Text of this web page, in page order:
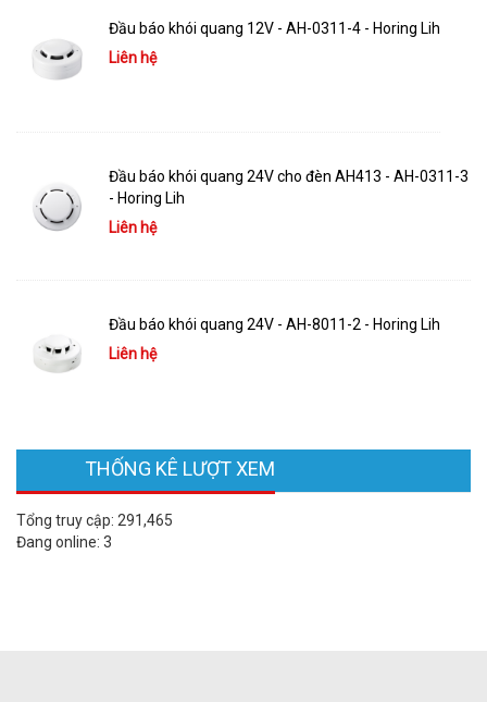
Đầu báo khói quang 12V - AH-0311-4 - Horing Lih
Liên hệ
Đầu báo khói quang 24V cho đèn AH413 - AH-0311-3
- Horing Lih
Liên hệ
Đầu báo khói quang 24V - AH-8011-2 - Horing Lih
Liên hệ
THỐNG KÊ LƯỢT XEM
Tổng truy cập: 291,465
Đang online: 3